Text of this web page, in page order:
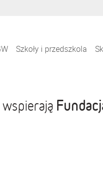
Szkoły i przedszkola